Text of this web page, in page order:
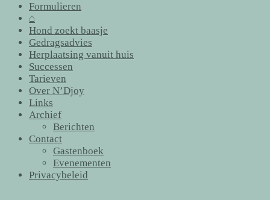
Formulieren
⌂
Hond zoekt baasje
Gedragsadvies
Herplaatsing vanuit huis
Successen
Tarieven
Over N’Djoy
Links
Archief
Berichten
Contact
Gastenboek
Evenementen
Privacybeleid